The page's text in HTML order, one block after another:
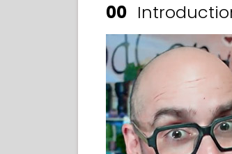
00